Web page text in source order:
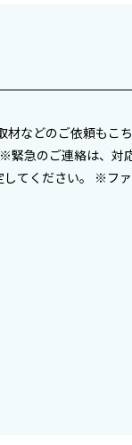
などのご依頼もこ
緊急のご連絡は、対
てください。 ※フ